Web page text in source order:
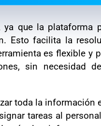
que la plataforma
Esto facilita la
es flexible y
sin necesidad
toda la información
tareas al